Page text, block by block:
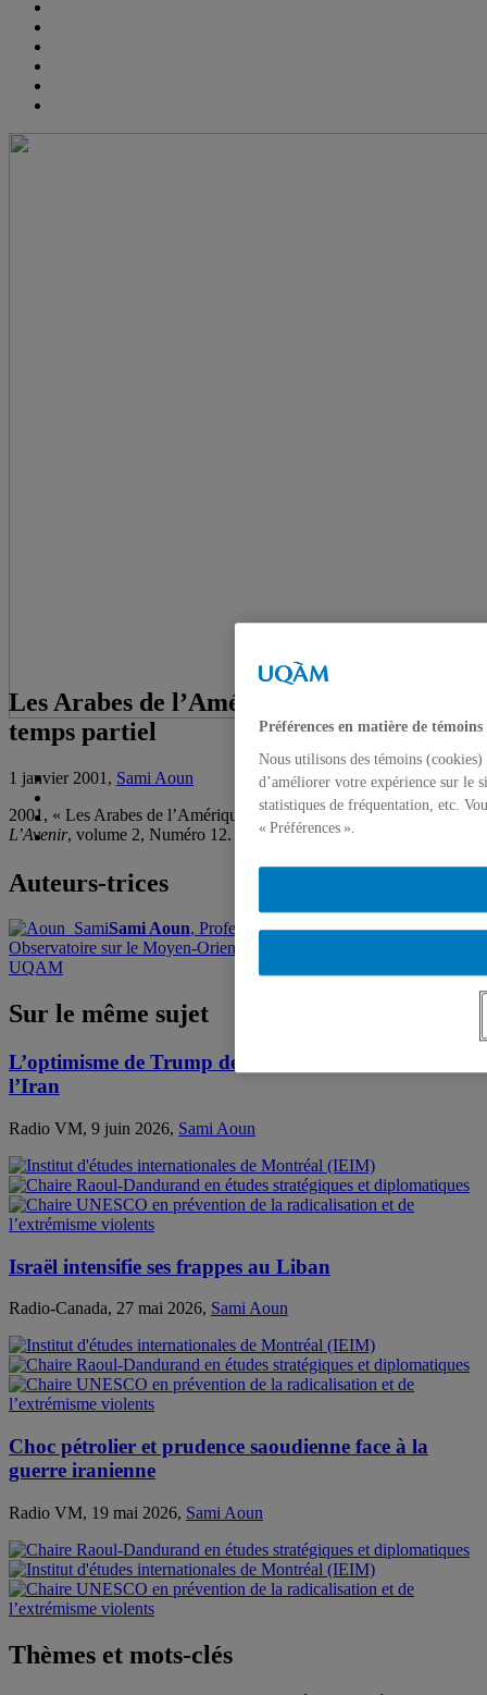
Les Arabes de l’Amérique : citoyens à
temps partiel
1 janvier 2001, Sami Aoun
2001, « Les Arabes de l’Amérique : citoyens à temps partiel »,
L’Avenir, volume 2, Numéro 12.
Auteurs-trices
Sami Aoun, Professeur émérite et directeur,
Observatoire sur le Moyen-Orient et l'Afrique du Nord (OMAN),
UQAM
Sur le même sujet
L’optimisme de Trump de conclure une entente avec
l’Iran
Radio VM, 9 juin 2026, Sami Aoun
Israël intensifie ses frappes au Liban
Radio-Canada, 27 mai 2026, Sami Aoun
Choc pétrolier et prudence saoudienne face à la
guerre iranienne
Radio VM, 19 mai 2026, Sami Aoun
Thèmes et mots-clés
Préférences en matière de témoins
Nous utilisons des témoins
d’améliorer votre expérience sur le
statistiques de fréquentation, etc.
« Préférences ».